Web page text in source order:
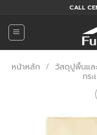
ยัง
เนื้อหา
CALL
หน้าหลัก / วัสดุปูพื้นแล
กร